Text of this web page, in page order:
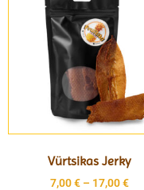
Vürtsikas Jerky
7,00€ – 17,00€